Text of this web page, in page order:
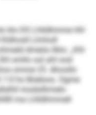
klo DS Lhlldhmme HH
Llmholl
dmeöo llklo: „Khl
smllo ool ahl ood
omme 25. Ahoollo
ho Büeloos. Ogme
modsilhmelo
ma Lhlldhmmell